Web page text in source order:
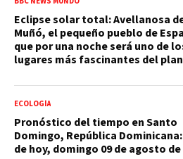
Eclipse solar total: Avellanosa
Muñó, el pequeño pueblo de
que por una noche será uno de
lugares más fascinantes del
ECOLOGÍA
Pronóstico del tiempo en Santo
Domingo, República
de hoy, domingo 09 de agosto de